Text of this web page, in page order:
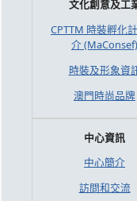
文化創意及工
CPTTM 時裝孵化
介 (MaConsef)
時裝及形象資
澳門時尚品牌
中心資訊
中心簡介
訪問和交流